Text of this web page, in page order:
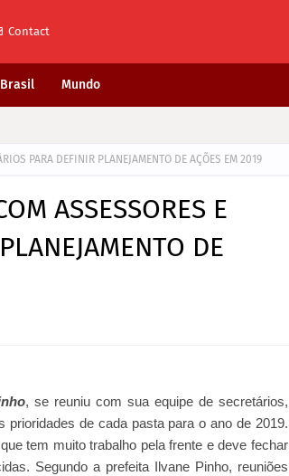
Contact
Brasil Mundo
PARA DEFINIR PLANEJAMENTO DE AÇÕES EM 2019
ASSESSORES E
DE
, se reuniu com sua equipe de secretários,
de cada pasta para o ano de 2019.
tem muito trabalho pela frente e deve fechar
Segundo a prefeita Ilvane Pinho, reuniões